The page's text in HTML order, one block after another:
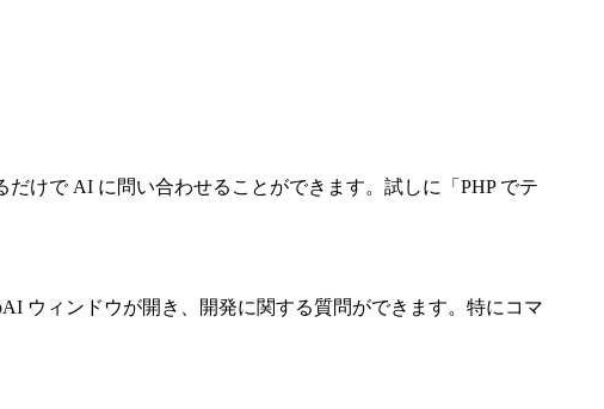
けで AI に問い合わせることができます。試しに「PHP でテ
ウィンドウが開き、開発に関する質問ができます。特にコマ